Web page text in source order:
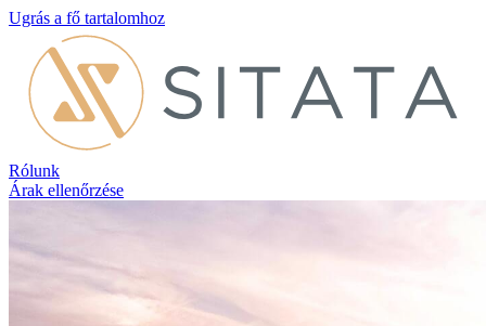
Ugrás a fő tartalomhoz
Rólunk
Árak ellenőrzése